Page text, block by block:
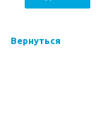
Вернуться